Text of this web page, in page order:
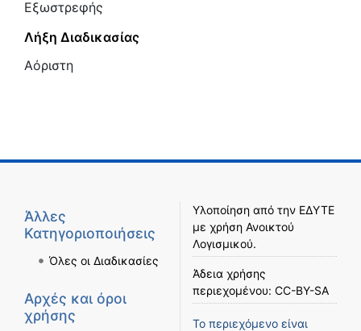
Εξωστρεφής
Λήξη Διαδικασίας
Αόριστη
Άλλες
Κατηγοριοποιήσεις
Όλες οι Διαδικασίες
Αρχές και όροι
χρήσης
Υλοποίηση από την ΕΔΥΤΕ
με χρήση Ανοικτού
Λογισμικού.
Άδεια χρήσης
περιεχομένου: CC-BY-SA
Το περιεχόμενο είναι